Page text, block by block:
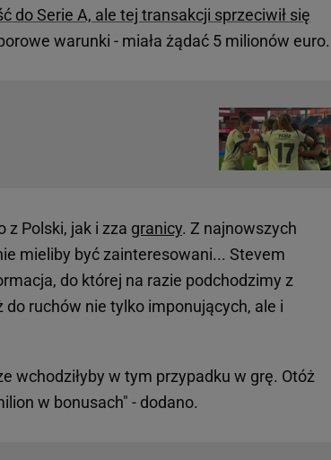
do Serie A, ale tej transakcji sprzeciwił się
warunki - miała żądać 5 milionów euro.
z Polski, jak i zza granicy. Z najnowszych
mieliby być zainteresowani... Stevem
do której na razie podchodzimy z
ruchów nie tylko imponujących, ale i
wchodziłyby w tym przypadku w grę. Otóż
w bonusach" - dodano.